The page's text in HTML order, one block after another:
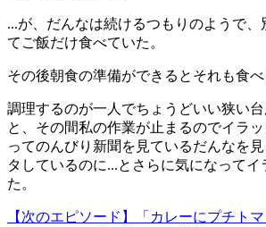
...が、だんなは続けるつもりのようで、
てご飯だけ食べていた。
その後朝食の準備ができるとそれも食べ
調理するのが一人でちょうどいい狭い
と、その間私の作業が止まるのでイラ
ってのんびり新聞を見ているだんなを
タしているのに...とさらに気になってイ
た。
【次のエピソード】「カレーにプチト